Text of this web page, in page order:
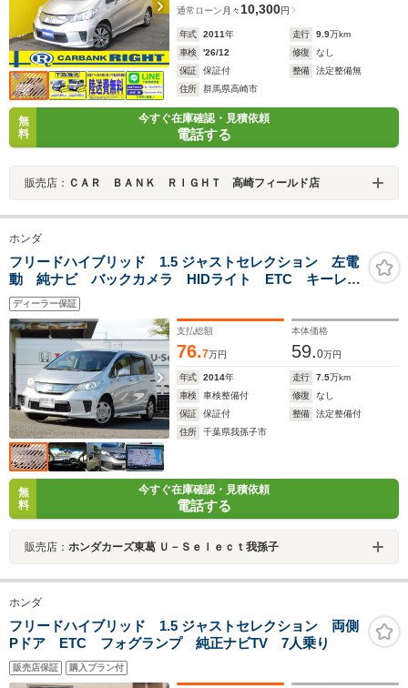
通常ローン 月々 10,300円
年式 2011年 走行 9.9万km
車検
'26/12 修復
なし
保証
保証付 整備
法定整備無
住所
群馬県高崎市
無
料
今すぐ在庫確認・見積依頼
電話する
販売店： ＣＡＲ ＢＡＮＫ ＲＩＧＨＴ 高崎フィールド店
ホンダ
フリードハイブリッド 1.5 ジャストセレクション 左電
動 純ナビ バックカメラ HIDライト ETC キーレ
ス アームレスト 2列目キャプテンシート プライバシ
ーガラス ステアリングリモコン 電格ミラー 禁煙 1
オーナー
ディーラー保証
支払総額
76.7万円
本体価格
59.0万円
年式 2014年 走行 7.5万km
車検
車検整備付 修復
なし
保証
保証付 整備
法定整備付
住所
千葉県我孫子市
無
料
今すぐ在庫確認・見積依頼
電話する
販売店： ホンダカーズ東葛 Ｕ－Ｓｅｌｅｃｔ我孫子
ホンダ
フリードハイブリッド 1.5 ジャストセレクション 両側
Pドア ETC フォグランプ 純正ナビTV 7人乗り
販売店保証 購入プラン付